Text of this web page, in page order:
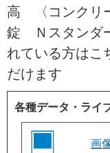
高 〈コンクリ
錠 Ｎスタンダ
れている方はこ
だけます
各種データ・ライ
画